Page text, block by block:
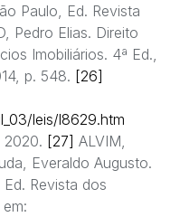
Paulo, Ed. Revista
Pedro Elias. Direito
Imobiliários. 4ª Ed.,
p. 548. [26]
leis/l8629.htm
2020. [27] ALVIM,
Everaldo Augusto.
Revista dos